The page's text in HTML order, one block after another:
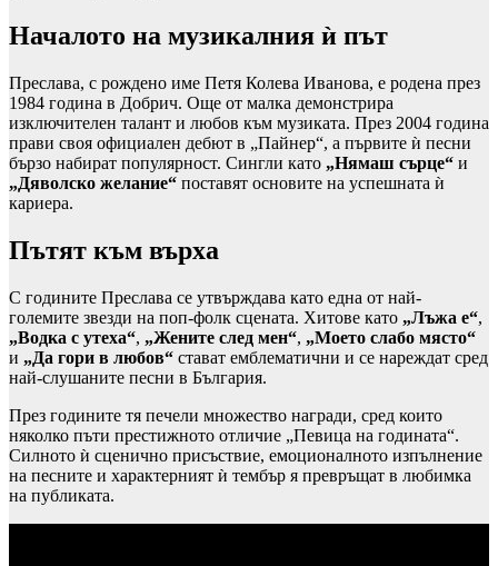
Началото на музикалния ѝ път
Преслава, с рождено име Петя Колева Иванова, е родена през
1984 година в Добрич. Още от малка демонстрира
изключителен талант и любов към музиката. През 2004 година
прави своя официален дебют в „Пайнер“, а първите ѝ песни
бързо набират популярност. Сингли като „Нямаш сърце“ и
„Дяволско желание“ поставят основите на успешната ѝ
кариера.
Пътят към върха
С годините Преслава се утвърждава като една от най-
големите звезди на поп-фолк сцената. Хитове като „Лъжа е“,
„Водка с утеха“, „Жените след мен“, „Моето слабо място“
и „Да гори в любов“ стават емблематични и се нареждат сред
най-слушаните песни в България.
През годините тя печели множество награди, сред които
няколко пъти престижното отличие „Певица на годината“.
Силното ѝ сценично присъствие, емоционалното изпълнение
на песните и характерният ѝ тембър я превръщат в любимка
на публиката.